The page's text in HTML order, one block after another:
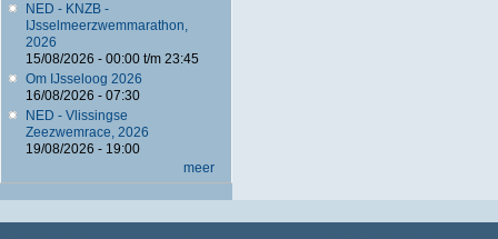
NED - KNZB -
IJsselmeerzwemmarathon,
2026
15/08/2026 - 00:00t/m 23:45
Om IJsseloog 2026
16/08/2026 - 07:30
NED - Vlissingse
Zeezwemrace, 2026
19/08/2026 - 19:00
meer